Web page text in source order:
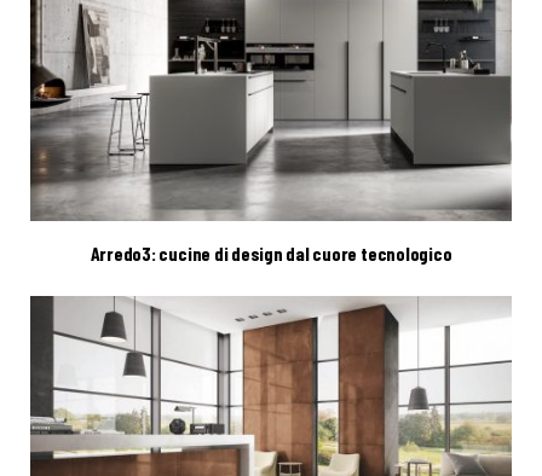
Arredo3: cucine di design dal cuore tecnologico